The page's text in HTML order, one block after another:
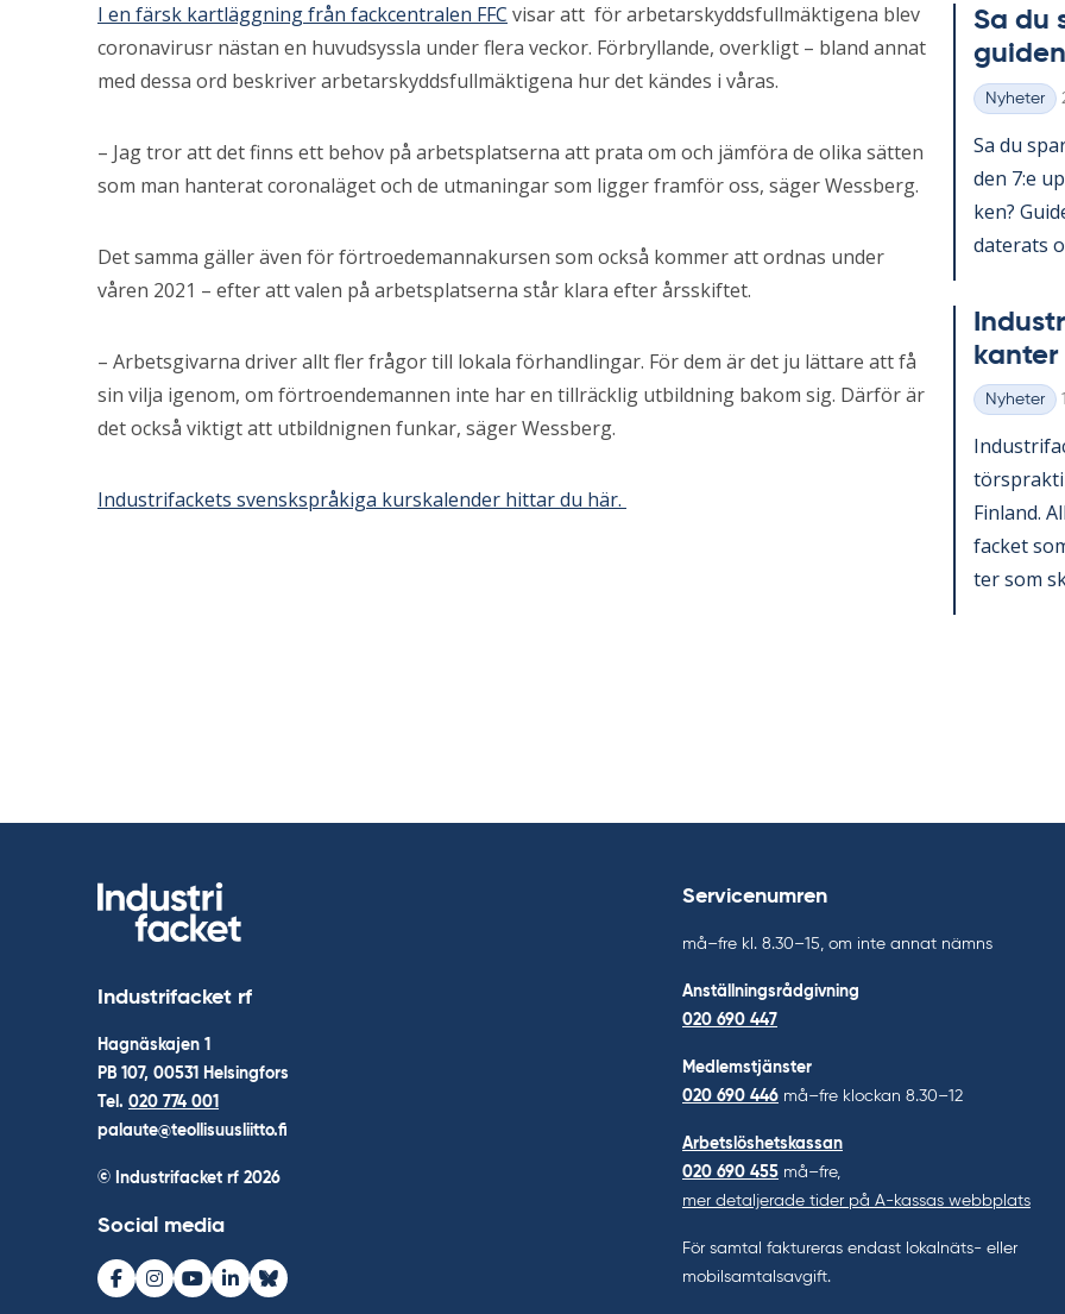
I en färsk kartläggning från fackcentralen FFC visar att för arbetarskyddsfullmäktigena blev
coronavirusr nästan en huvudsyssla under flera veckor. Förbryllande, overkligt – bland annat
med dessa ord beskriver arbetarskyddsfullmäktigena hur det kändes i våras.
– Jag tror att det finns ett behov på arbetsplatserna att prata om och jämföra de olika sätten
som man hanterat coronaläget och de utmaningar som ligger framför oss, säger Wessberg.
Det samma gäller även för förtroedemannakursen som också kommer att ordnas under
våren 2021 – efter att valen på arbetsplatserna står klara efter årsskiftet.
– Arbetsgivarna driver allt fler frågor till lokala förhandlingar. För dem är det ju lättare att få
sin vilja igenom, om förtroendemannen inte har en tillräcklig utbildning bakom sig. Därför är
det också viktigt att utbildnignen funkar, säger Wessberg.
Industrifackets svenskspråkiga kurskalender hittar du här.
Sa du
Kategorier
Nyheter
Sa du
den 7:e
ken?
da­te­ra­ts
Kategorier
Nyheter
Fin­land.
fac­ket
ter som
Industrifacket rf
Hagnäskajen 1
PB 107, 00531 Helsingfors
Tel. 020 774 001
palaute@teollisuusliitto.fi
© Industrifacket rf 2026
Social media
Facebook
Instagram
Youtube
LinkedInBluesky
Servicenumren
må–fre kl. 8.30–15, om inte annat nämns
Anställningsrådgivning
020 690 447
Medlemstjänster
020 690 446 må–fre klockan 8.30–12
Arbetslöshetskassan
020 690 455 må–fre,
mer detaljerade tider på A-kassas webbplats
För samtal faktureras endast lokalnäts- eller
mobilsamtalsavgift.